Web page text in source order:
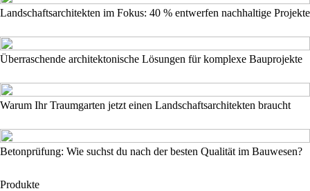
Landschaftsarchitekten im Fokus: 40 % entwerfen nachhaltige Projekte
Überraschende architektonische Lösungen für komplexe Bauprojekte
Warum Ihr Traumgarten jetzt einen Landschaftsarchitekten braucht
Betonprüfung: Wie suchst du nach der besten Qualität im Bauwesen?
Produkte